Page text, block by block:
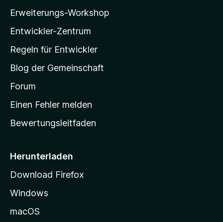
l
a
-
t
a
r
s
i
e
g
Erweiterungs-Workshop
Entwickler-Zentrum
Regeln für Entwickler
Blog der Gemeinschaft
Forum
Einen Fehler melden
Bewertungsleitfaden
Herunterladen
Download Firefox
Windows
macOS